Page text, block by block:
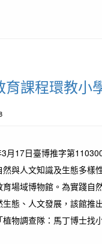
課程環教小
17日臺博推字第
與人文知識及生態多樣
場域博物館。為實踐自
態、人文發展，該館推
物調查隊：馬丁博士找